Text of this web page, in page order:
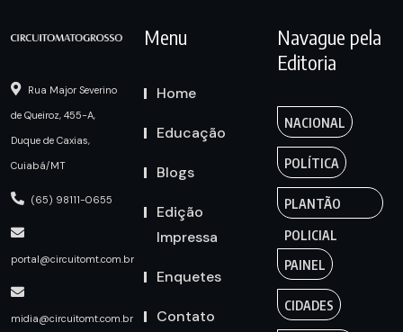
Rua Major Severino
de Queiroz, 455-A,
Duque de Caxias,
Cuiabá/MT
(65) 98111-0655
portal@circuitomt.com.br
midia@circuitomt.com.br
Menu
Home
Educação
Blogs
Edição
Impressa
Enquetes
Contato
Navague pela
Editoria
NACIONAL
POLÍTICA
PLANTÃO
POLICIAL
PAINEL
CIDADES